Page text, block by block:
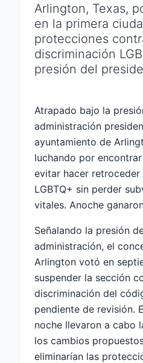
Arlington, Texas,
en la primera
protecciones
discriminación
presión del
Atrapado bajo la
administración
ayuntamiento de
luchando por
evitar hacer
LGBTQ+ sin perder
vitales. Anoche
Señalando la presión
administración, el
Arlington votó en
suspender la sección
discriminación del
pendiente de revisión.
noche llevaron a cabo
los cambios
eliminarían las